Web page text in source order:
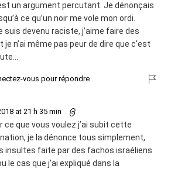
un argument percutant. Je dénonçais
ce qu’un noir me vole mon ordi.
suis devenu raciste, j’aime faire des
n’ai même pas peur de dire que c’est
vous pour répondre
at 21 h 35 min
ce que vous voulez j’ai subit cette
je la dénonce tous simplement,
insultes faite par des fachos israéliens
le cas que j’ai expliqué dans la